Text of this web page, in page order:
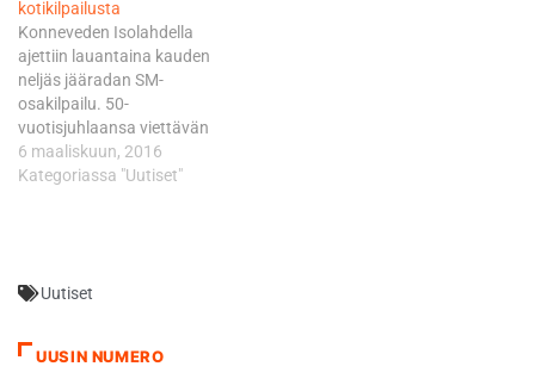
parani kilpailussa. Maalissa
Hasan oli sijalla 6, Pulkkinen
11 ja Virtanen 21. Kilpailun
voittoon ajoi belgialainen
Angelo Licciardi. Licciardi
ajoi niukkaan neljään…
kotikilpailusta
Konneveden Isolahdella
ajettiin lauantaina kauden
neljäs jääradan SM-
osakilpailu. 50-
vuotisjuhlaansa viettävän
kerhon tapahtumaan oli
saapunut paikalle lähes 500
ylivoimaisessa
startanneelle oman kylän
Kari Vehniäiselle. Vaikka
6 maaliskuun, 2016
Kategoriassa "Uutiset"
Uutiset
UUSIN NUMERO